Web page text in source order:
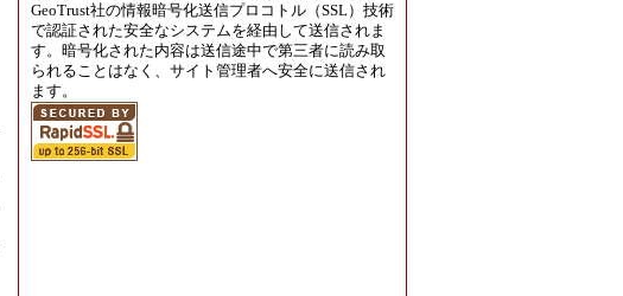
GeoTrust社の情報暗号化送信プロコトル（SSL）技術
で認証された安全なシステムを経由して送信されま
す。暗号化された内容は送信途中で第三者に読み取
られることはなく、サイト管理者へ安全に送信され
ます。